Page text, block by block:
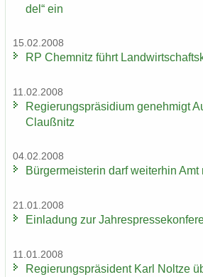
del“ ein
15.02.2008
RP Chem­nitz führt
11.02.2008
Re­gie­rungs­prä­si­di­um ge­neh­migt
Clau­ß­nitz
04.02.2008
Bür­ger­meis­te­rin darf wei­ter­hin Amt
21.01.2008
Ein­la­dung zur
11.01.2008
Re­gie­rungs­prä­si­dent Karl Nolt­ze